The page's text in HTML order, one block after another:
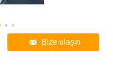
Bize ulaşın